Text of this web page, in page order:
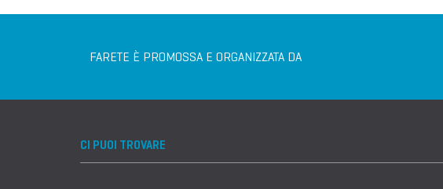
FARETE È PROMOSSA E ORGANIZZATA DA
CI PUOI TROVARE